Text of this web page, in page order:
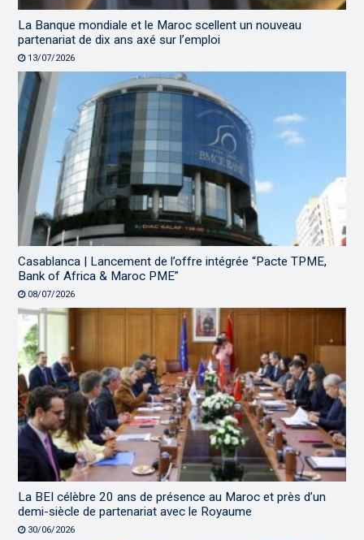
La Banque mondiale et le Maroc scellent un nouveau
partenariat de dix ans axé sur l’emploi
13/07/2026
Casablanca | Lancement de l’offre intégrée “Pacte TPME,
Bank of Africa & Maroc PME”
08/07/2026
La BEI célèbre 20 ans de présence au Maroc et près d’un
demi-siècle de partenariat avec le Royaume
30/06/2026